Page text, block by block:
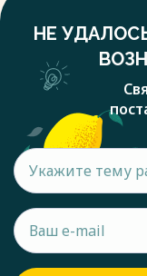
НЕ